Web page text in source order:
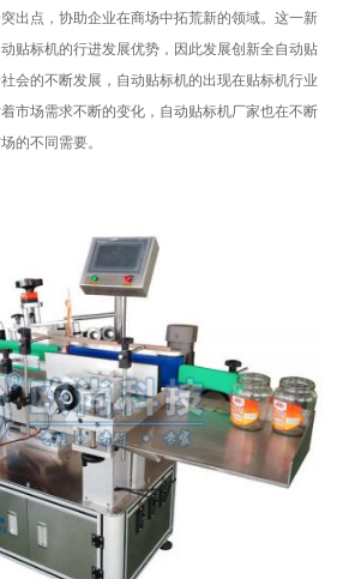
出点，协助企业在商场中拓荒新的领域。这一新
贴标机的行进发展优势，因此发展创新全自动贴
会的不断发展，自动贴标机的出现在贴标机行业
市场需求不断的变化，自动贴标机厂家也在不断
的不同需要。